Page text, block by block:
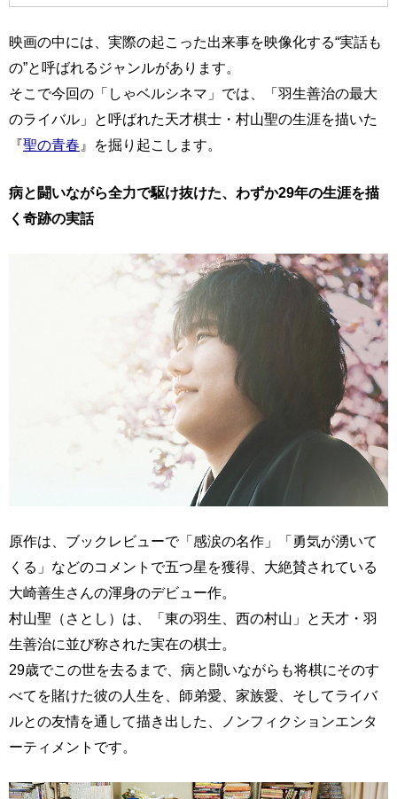
映画の中には、実際の起こった出来事を映像化する“実話も
の”と呼ばれるジャンルがあります。
そこで今回の「しゃベルシネマ」では、「羽生善治の最大
のライバル」と呼ばれた天才棋士・村山聖の生涯を描いた
『聖の青春 』を掘り起こします。
病と闘いながら全力で駆け抜けた、わずか29年の生涯を描
く奇跡の実話
原作は、ブックレビューで「感涙の名作」「勇気が湧いて
くる」などのコメントで五つ星を獲得、大絶賛されている
大崎善生さんの渾身のデビュー作。
村山聖（さとし）は、「東の羽生、西の村山」と天才・羽
生善治に並び称された実在の棋士。
29歳でこの世を去るまで、病と闘いながらも将棋にそのす
べてを賭けた彼の人生を、師弟愛、家族愛、そしてライバ
ルとの友情を通して描き出した、ノンフィクションエンタ
ーティメントです。